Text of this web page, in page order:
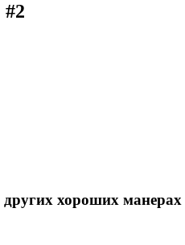
#2
хороших манерах